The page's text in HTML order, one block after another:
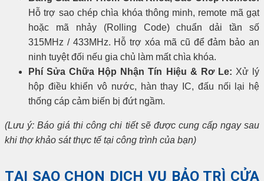
Hỗ trợ sao chép chìa khóa thông minh, remote mã gạt
hoặc mã nhảy (Rolling Code) chuẩn dải tần số
315MHz / 433MHz. Hỗ trợ xóa mã cũ để đảm bảo an
ninh tuyệt đối nếu gia chủ làm mất chìa khóa.
Phí Sửa Chữa Hộp Nhận Tín Hiệu & Rơ Le: Xử lý
hộp điều khiển vô nước, hàn thay IC, đấu nối lại hệ
thống cáp cảm biến bị đứt ngầm.
(Lưu ý: Báo giá thi công chi tiết sẽ được cung cấp ngay sau
khi thợ khảo sát thực tế tại công trình của bạn)
TẠI SAO CHỌN DỊCH VỤ BẢO TRÌ CỬA